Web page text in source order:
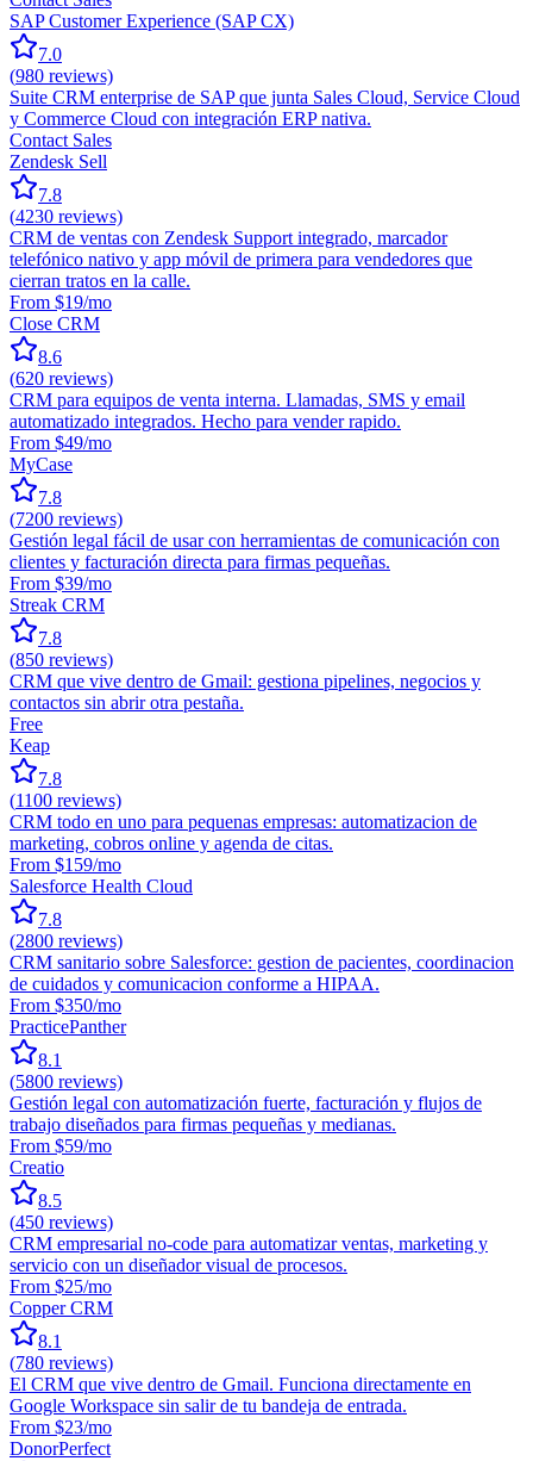
SAP Customer Experience (SAP CX)
7.0
(980 reviews)
Suite CRM enterprise de SAP que junta Sales Cloud, Service Cloud
y Commerce Cloud con integración ERP nativa.
Contact Sales
Zendesk Sell
7.8
(4230 reviews)
CRM de ventas con Zendesk Support integrado, marcador
telefónico nativo y app móvil de primera para vendedores que
cierran tratos en la calle.
From $19/mo
Close CRM
8.6
(620 reviews)
CRM para equipos de venta interna. Llamadas, SMS y email
automatizado integrados. Hecho para vender rapido.
From $49/mo
MyCase
7.8
(7200 reviews)
Gestión legal fácil de usar con herramientas de comunicación con
clientes y facturación directa para firmas pequeñas.
From $39/mo
Streak CRM
7.8
(850 reviews)
CRM que vive dentro de Gmail: gestiona pipelines, negocios y
contactos sin abrir otra pestaña.
Free
Keap
7.8
(1100 reviews)
CRM todo en uno para pequenas empresas: automatizacion de
marketing, cobros online y agenda de citas.
From $159/mo
Salesforce Health Cloud
7.8
(2800 reviews)
CRM sanitario sobre Salesforce: gestion de pacientes, coordinacion
de cuidados y comunicacion conforme a HIPAA.
From $350/mo
PracticePanther
8.1
(5800 reviews)
Gestión legal con automatización fuerte, facturación y flujos de
trabajo diseñados para firmas pequeñas y medianas.
From $59/mo
Creatio
8.5
(450 reviews)
CRM empresarial no-code para automatizar ventas, marketing y
servicio con un diseñador visual de procesos.
From $25/mo
Copper CRM
8.1
(780 reviews)
El CRM que vive dentro de Gmail. Funciona directamente en
Google Workspace sin salir de tu bandeja de entrada.
From $23/mo
DonorPerfect